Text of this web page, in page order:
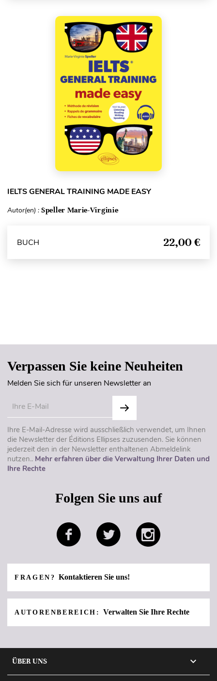
IELTS GENERAL TRAINING MADE EASY
Autor(en) : Speller Marie-Virginie
BUCH 22,00 €
Verpassen Sie keine Neuheiten
Melden Sie sich für unseren Newsletter an
Ihre E-Mail-Adresse wird ausschließlich verwendet, um Ihnen
die Newsletter der Éditions Ellipses zuzusenden. Sie können
jederzeit den in der Newsletter enthaltenen Abmeldelink
nutzen.. Mehr erfahren über die Verwaltung Ihrer Daten und
Ihre Rechte
Folgen Sie uns auf
FRAGEN?Kontaktieren Sie uns!
AUTORENBEREICH: Verwalten Sie Ihre Rechte
ÜBER UNS 